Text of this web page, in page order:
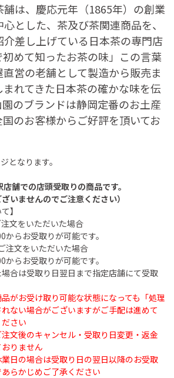
は、慶応元年（1865年）の創業
とした、茶及び茶関連商品を、
差し上げている日本茶の専門店
めて知ったお茶の味」この言葉
営の老舗として製造から販売ま
れてきた日本茶の確かな味を伝
園のブランドは静岡定番のお土産
のお客様からご好評を頂いてお
となります。
舗での店頭受取りの商品です。
いませんのでご注意ください）
】
文をいただいた場合
らお受取りが可能です。
注文をいただいた場合
らお受取りが可能です。
合は受取り日翌日まで指定店舗にて受取
がお受け取り可能な状態になっても「処理
ない場合がございますがご手配は進めて
さい
文後のキャンセル・受取り日変更・返金
りません
日の場合は受取り日の翌日以降のお受取
らかじめご了承ください